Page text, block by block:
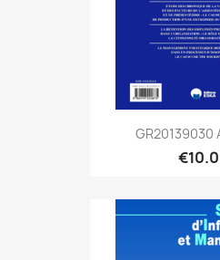
GR20139030